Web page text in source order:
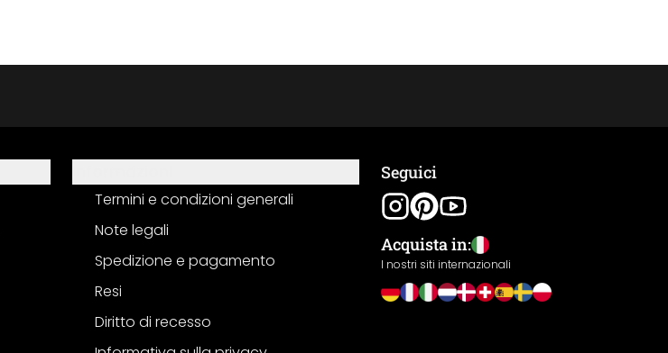
Termini e condizioni generali
Note legali
Spedizione e pagamento
Resi
Diritto di recesso
Seguici
Acquista in:
I nostri siti internazionali